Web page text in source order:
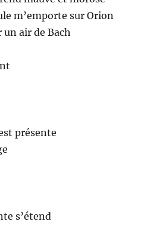
m’emporte sur Orion
un air de Bach
présente
s’étend